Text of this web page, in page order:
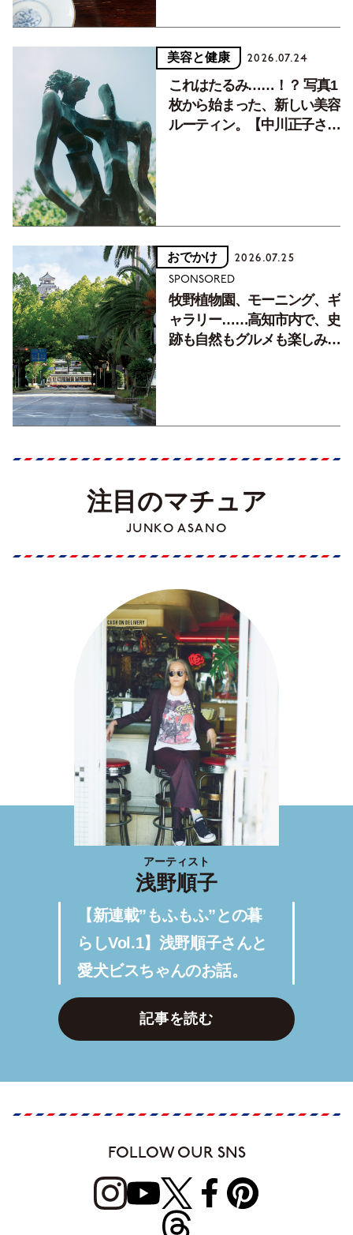
美容と健康 2026.07.24
これはたるみ……！？ 写真1
枚から始まった、新しい美容
ルーティン。【中川正子さん
おでかけ 2026.07.25
SPONSORED
牧野植物園、モーニング、ギ
ャラリー……高知市内で、史
跡も自然もグルメも楽しみ尽
注目のマチュア
JUNKO ASANO
アーティスト
浅野順子
【新連載”もふもふ”との暮
らしVol.1】浅野順子さんと
愛犬ビスちゃんのお話。
記事を読む
FOLLOW OUR SNS